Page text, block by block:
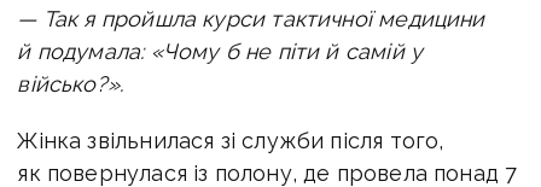
— Так я пройшла курси тактичної медицини
й подумала: «Чому б не піти й самій у
військо?».
Жінка звільнилася зі служби після того,
як повернулася із полону, де провела понад 7